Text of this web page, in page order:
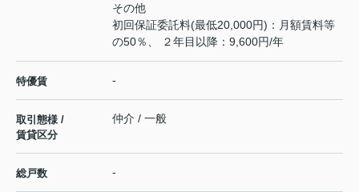
その他
初回保証委託料(最低20,000円)：月額賃料等
の50％、 ２年目以降：9,600円/年
特優賃 -
取引態様 /
賃貸区分
仲介 / 一般
総戸数 -